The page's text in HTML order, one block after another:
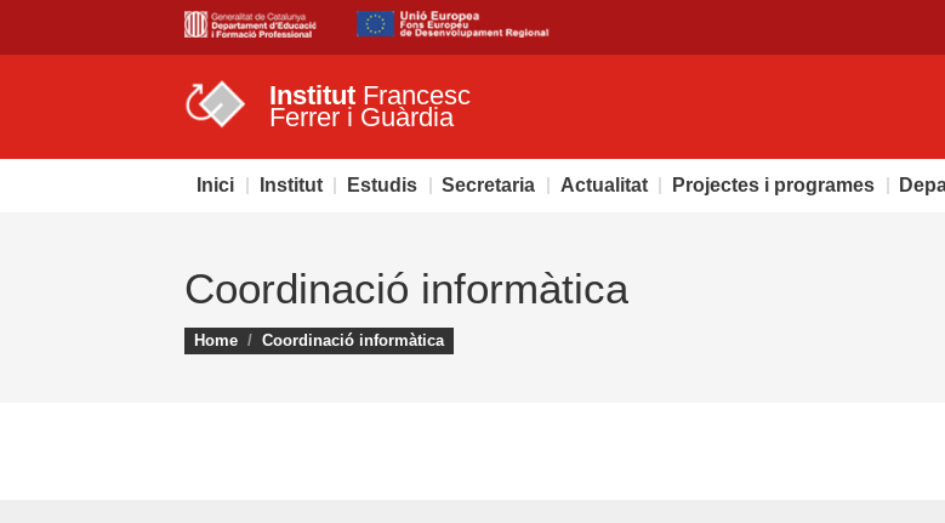
Institut Francesc
Ferrer i Guàrdia
Inici Institut Estudis Secretaria Actualitat Projectes i programes
Coordinació informàtica
You are here:
Home Coordinació informàtica